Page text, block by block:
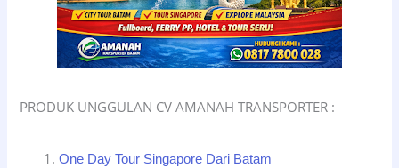
PRODUK UNGGULAN CV AMANAH TRANSPORTER :
One Day Tour Singapore Dari Batam